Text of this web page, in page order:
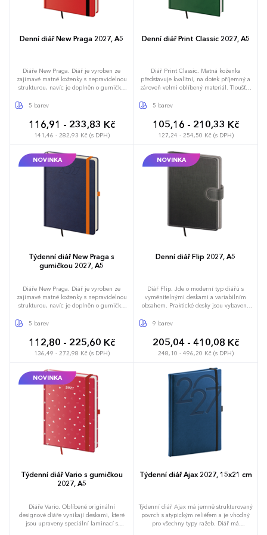
Denní diář New Praga 2027, A5
Diáře New Praga. Diář je vyroben ze
zajímavé matné koženky s nepravidelnou
strukturou, navíc je doplněn o gumičku
ke struktuře materiálu je vhodná pro
však razit drobné texty, které mohou při
ražbě zaniknout. Diář obsahuje: osobní
údaje, plánovač dovolené (měsíční
předvolby, státní svátky České a Slovenské
republiky, mezinárodní svátky, roční
5 barev
116,91 - 233,83 Kč
141,46 - 282,93 Kč (s DPH)
Denní diář Print Classic 2027, A5
Diář Print Classic. Matná koženka
představuje kvalitní, na dotek příjemný a
zároveň velmi oblíbený materiál. Tloušťka
perfektních výsledků při sleporažbě bez
plánovač dovolené (měsíční přehled),
plánovací kalendář, telefonní předvolby,
státní svátky České a Slovenské republiky,
layout, adresář, mapa Evropy a České a
Slovenské republiky
5 barev
105,16 - 210,33 Kč
127,24 - 254,50 Kč (s DPH)
NOVINKA
Týdenní diář New Praga s
gumičkou 2027, A5
Diáře New Praga. Diář je vyroben ze
zajímavé matné koženky s nepravidelnou
strukturou, navíc je doplněn o gumičku
ke struktuře materiálu je vhodná pro
však razit drobné texty, které mohou při
ražbě zaniknout. Diář obsahuje: osobní
údaje, plánovač dovolené (měsíční
předvolby, státní svátky České a Slovenské
republiky, mezinárodní svátky, roční
výhled, týdenní layout, adresář, mapa
Evropy a České a Slovenské republiky
5 barev
112,80 - 225,60 Kč
136,49 - 272,98 Kč (s DPH)
NOVINKA
Denní diář Flip 2027, A5
Diář Flip. Jde o moderní typ diářů s
vyměnitelnými deskami a variabilním
obsahem. Praktické desky jsou vybaveny
klopou a jejich okraj zdobí obšití nití.
zápisníky i diáře, proto neobsahují ražbu
letopočtu. Kvalitní koženka umožňuje
dosáhnout vynikajících výsledků
údaje, plánovač dovolené (měsíční
přehled), plánovací kalendář, telefonní
předvolby, státní svátky České a Slovenské
republiky, mezinárodní svátky, roční
výhled, denní layout, adresář, mapa
Evropy a České a Slovenské republiky Do
nemusí loučit ani v příštím roce.
denní a týdenní diáře.
9 barev
205,04 - 410,08 Kč
248,10 - 496,20 Kč (s DPH)
NOVINKA
Týdenní diář Vario s gumičkou
2027, A5
Diáře Vario. Oblíbené originální
designové diáře vynikají deskami, které
jsou upraveny speciální laminací s
Týdenní diář Ajax 2027, 15x21 cm
Týdenní diář Ajax má jemně strukturovaný
povrch s atypickým reliéfem a je vhodný
pro všechny typy ražeb. Diář má